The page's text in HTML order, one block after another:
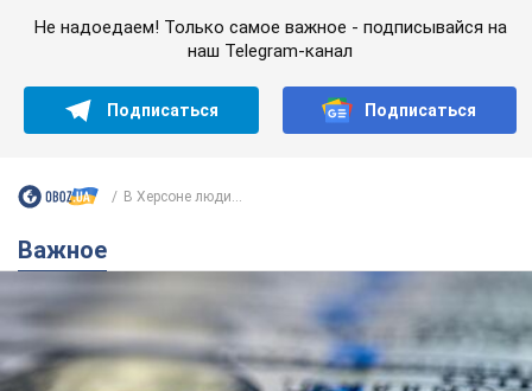
Важное
Банки "готовятся" к новому курсу доллара:
украинцам рассказали, чего ожидать в
ближайшие дни